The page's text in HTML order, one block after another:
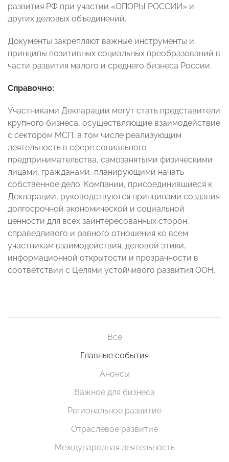
развития РФ при участии «ОПОРЫ РОССИИ» и
других деловых объединений.
Документы закрепляют важные инструменты и
принципы позитивных социальных преобразований в
части развития малого и среднего бизнеса России.
Справочно:
Участниками Декларации могут стать представители
крупного бизнеса, осуществляющие взаимодействие
с сектором МСП, в том числе реализующим
деятельность в сфере социального
предпринимательства, самозанятыми физическими
лицами, гражданами, планирующими начать
собственное дело. Компании, присоединившиеся к
Декларации, руководствуются принципами создания
долгосрочной экономической и социальной
ценности для всех заинтересованных сторон,
справедливого и равного отношения ко всем
участникам взаимодействия, деловой этики,
информационной открытости и прозрачности в
соответствии с Целями устойчивого развития ООН.
Все
Главные события
Анонсы
Важное для бизнеса
Региональное развитие
Отраслевое развитие
Международная деятельность